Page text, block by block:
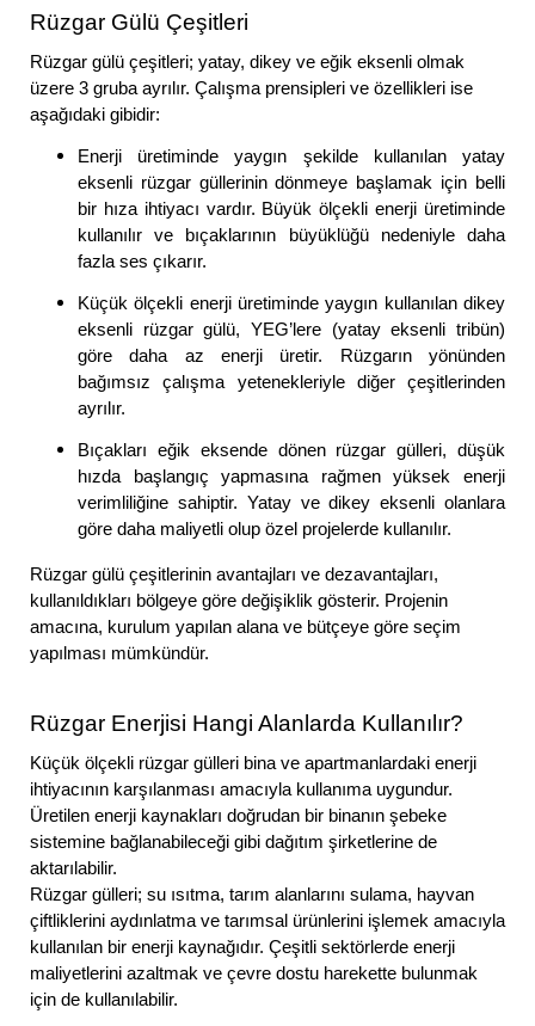
Rüzgar Gülü Çeşitleri
Rüzgar gülü çeşitleri; yatay, dikey ve eğik eksenli olmak
üzere 3 gruba ayrılır. Çalışma prensipleri ve özellikleri ise
aşağıdaki gibidir:
Enerji üretiminde yaygın şekilde kullanılan yatay
eksenli rüzgar güllerinin dönmeye başlamak için belli
bir hıza ihtiyacı vardır. Büyük ölçekli enerji üretiminde
kullanılır ve bıçaklarının büyüklüğü nedeniyle daha
fazla ses çıkarır.
Küçük ölçekli enerji üretiminde yaygın kullanılan dikey
eksenli rüzgar gülü, YEG’lere (yatay eksenli tribün)
göre daha az enerji üretir. Rüzgarın yönünden
bağımsız çalışma yetenekleriyle diğer çeşitlerinden
ayrılır.
Bıçakları eğik eksende dönen rüzgar gülleri, düşük
hızda başlangıç yapmasına rağmen yüksek enerji
verimliliğine sahiptir. Yatay ve dikey eksenli olanlara
göre daha maliyetli olup özel projelerde kullanılır.
Rüzgar gülü çeşitlerinin avantajları ve dezavantajları,
kullanıldıkları bölgeye göre değişiklik gösterir. Projenin
amacına, kurulum yapılan alana ve bütçeye göre seçim
yapılması mümkündür.
Rüzgar Enerjisi Hangi Alanlarda Kullanılır?
Küçük ölçekli rüzgar gülleri bina ve apartmanlardaki enerji
ihtiyacının karşılanması amacıyla kullanıma uygundur.
Üretilen enerji kaynakları doğrudan bir binanın şebeke
sistemine bağlanabileceği gibi dağıtım şirketlerine de
aktarılabilir.
Rüzgar gülleri; su ısıtma, tarım alanlarını sulama, hayvan
çiftliklerini aydınlatma ve tarımsal ürünlerini işlemek amacıyla
kullanılan bir enerji kaynağıdır. Çeşitli sektörlerde enerji
maliyetlerini azaltmak ve çevre dostu harekette bulunmak
için de kullanılabilir.